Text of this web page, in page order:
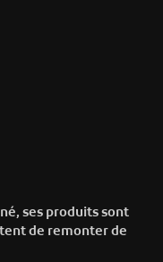
ses produits sont
de remonter de